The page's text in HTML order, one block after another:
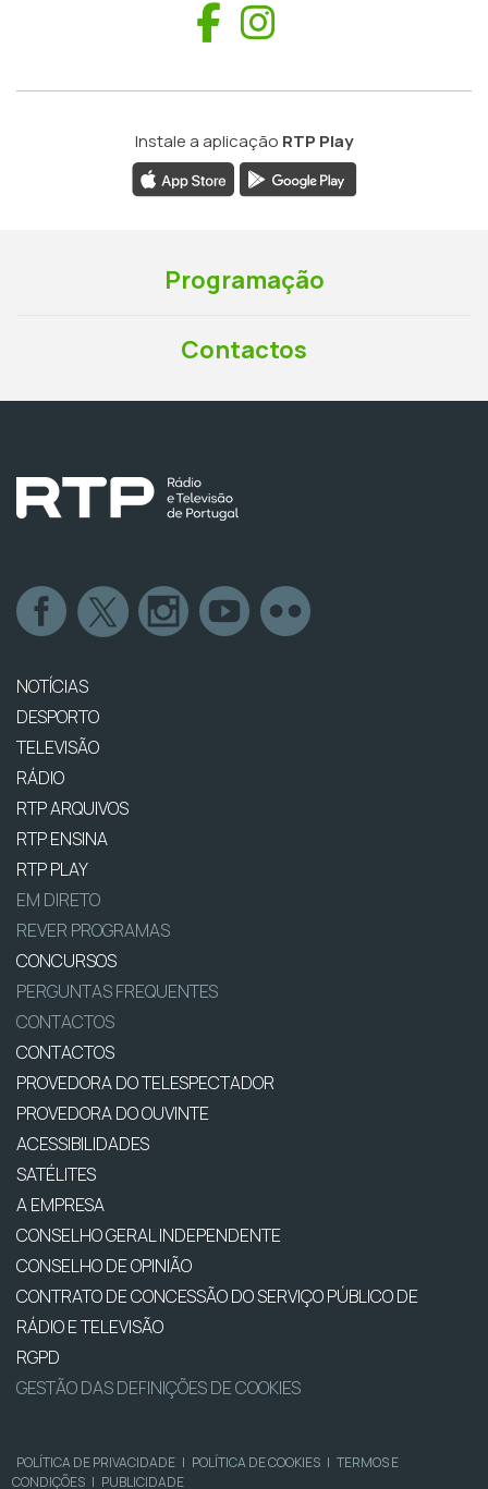
Facebook
Instale a aplicação RTP Play
Programação
Contactos
NOTÍCIAS
DESPORTO
TELEVISÃO
RÁDIO
RTP ARQUIVOS
RTP ENSINA
RTP PLAY
EM DIRETO
REVER PROGRAMAS
CONCURSOS
PERGUNTAS FREQUENTES
CONTACTOS
CONTACTOS
PROVEDORA DO TELESPECTADOR
PROVEDORA DO OUVINTE
ACESSIBILIDADES
SATÉLITES
A EMPRESA
CONSELHO GERAL INDEPENDENTE
CONSELHO DE OPINIÃO
CONTRATO DE CONCESSÃO DO SERVIÇO PÚBLICO DE
RÁDIO E TELEVISÃO
RGPD
GESTÃO DAS DEFINIÇÕES DE COOKIES
POLÍTICA DE PRIVACIDADE | POLÍTICA DE COOKIES | TERMOS E
CONDIÇÕES | PUBLICIDADE